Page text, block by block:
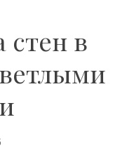
стен в